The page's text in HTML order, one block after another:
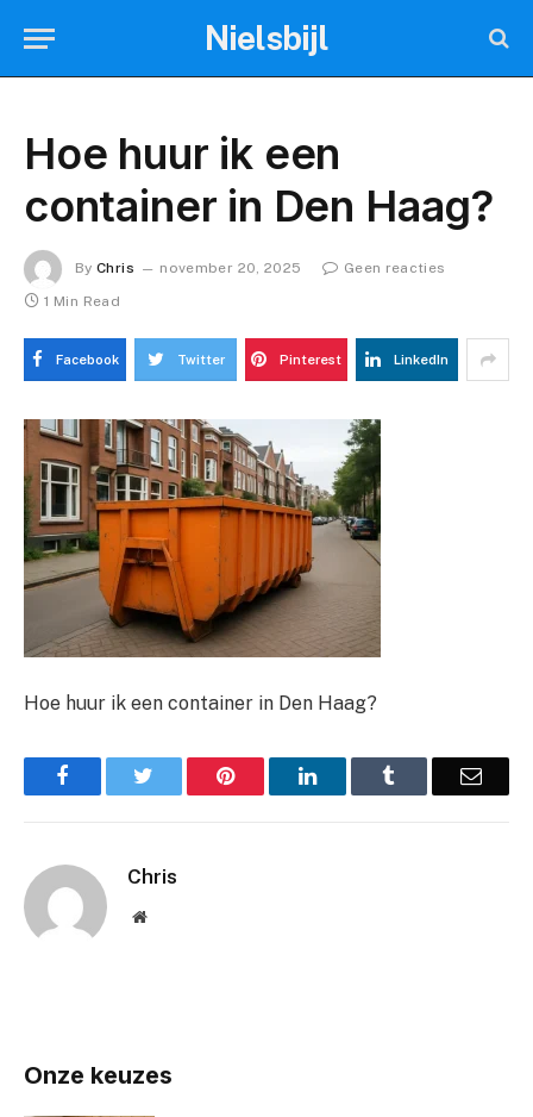
Nielsbijl
Hoe huur ik een
container in Den Haag?
By Chris november 20, 2025
Geen reacties
1 Min Read
Facebook Twitter Pinterest LinkedIn
Hoe huur ik een container in Den Haag?
Facebook Pinterest LinkedIn Email
Chris
Website
Onze keuzes